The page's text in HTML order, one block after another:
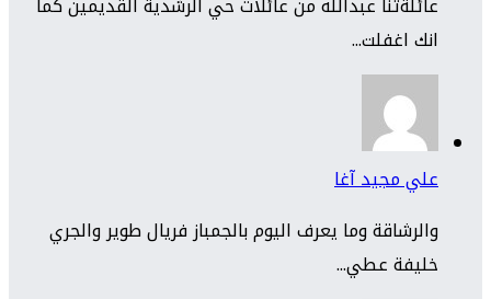
انك اغفلت...
علي مجيد آغا
والرشاقة وما يعرف اليوم بالجمباز فريال طوير والجري
خليفة عطي...